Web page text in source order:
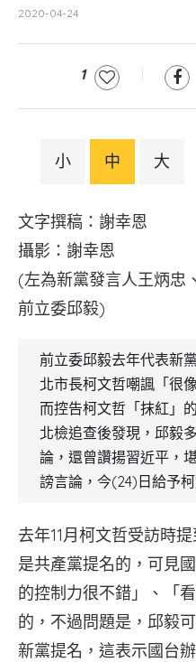
2020-04-24
1
小 中 大
文字撰稿：謝幸恩
攝影：謝幸恩
(左為新黨發言人王炳忠
前立委邱毅)
前立委邱毅去年代表新
北市長柯文哲嘲諷「很
而控告柯文哲「抹紅」
北檢追查後發現，邱毅
論，還曾讚揚習近平，
謗言論，今(24)日給予
去年11月柯文哲受訪時
是共產黨提名的，可見
的控制力很不錯」、「
的，不過問題是，邱毅
新黨提名，這表示國台